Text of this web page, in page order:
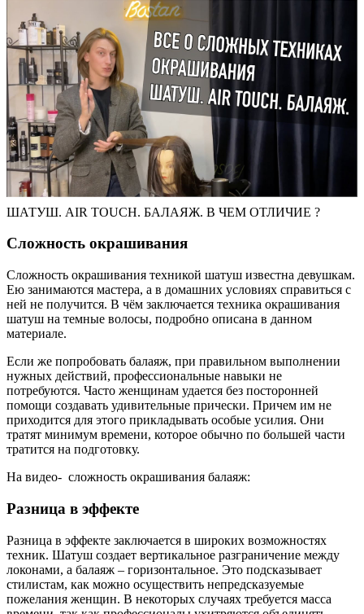
ШАТУШ. AIR TOUCH. БАЛАЯЖ. В ЧЕМ ОТЛИЧИЕ ?
Сложность окрашивания
Сложность окрашивания техникой шатуш известна девушкам.
Ею занимаются мастера, а в домашних условиях справиться с
ней не получится. В чём заключается техника окрашивания
шатуш на темные волосы, подробно описана в данном
материале.
Если же попробовать балаяж, при правильном выполнении
нужных действий, профессиональные навыки не
потребуются. Часто женщинам удается без посторонней
помощи создавать удивительные прически. Причем им не
приходится для этого прикладывать особые усилия. Они
тратят минимум времени, которое обычно по большей части
тратится на подготовку.
На видео- сложность окрашивания балаяж:
Разница в эффекте
Разница в эффекте заключается в широких возможностях
техник. Шатуш создает вертикальное разграничение между
локонами, а балаяж – горизонтальное. Это подсказывает
стилистам, как можно осуществить непредсказуемые
пожелания женщин. В некоторых случаях требуется масса